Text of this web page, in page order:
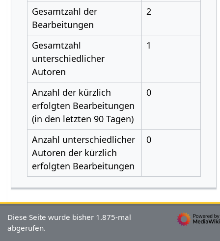
Gesamtzahl der
Bearbeitungen
2
Gesamtzahl
unterschiedlicher
Autoren
1
Anzahl der kürzlich
erfolgten Bearbeitungen
(in den letzten 90 Tagen)
0
Anzahl unterschiedlicher
Autoren der kürzlich
erfolgten Bearbeitungen
0
Diese Seite wurde bisher 1.875-mal
abgerufen.